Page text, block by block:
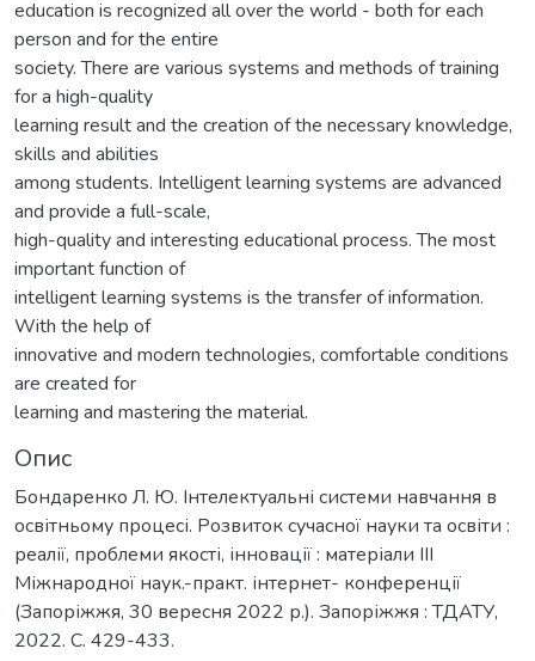
education is recognized all over the world - both for each
person and for the entire
society. There are various systems and methods of training
for a high-quality
learning result and the creation of the necessary knowledge,
skills and abilities
among students. Intelligent learning systems are advanced
and provide a full-scale,
high-quality and interesting educational process. The most
important function of
intelligent learning systems is the transfer of information.
With the help of
innovative and modern technologies, comfortable conditions
are created for
learning and mastering the material.
Опис
Бондаренко Л. Ю. Інтелектуальні системи навчання в
освітньому процесі. Розвиток сучасної науки та освіти :
реалії, проблеми якості, інновації : матеріали ІІІ
Міжнародної наук.-практ. інтернет- конференції
(Запоріжжя, 30 вересня 2022 р.). Запоріжжя : ТДАТУ,
2022. С. 429-433.